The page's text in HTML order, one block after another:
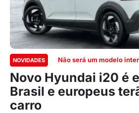
NOVIDADES Não será um modelo
Novo Hyundai i20 é
Brasil e europeus
carro